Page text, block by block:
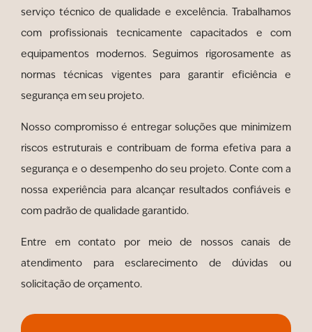
serviço técnico de qualidade e excelência. Trabalhamos
com profissionais tecnicamente capacitados e com
equipamentos modernos. Seguimos rigorosamente as
normas técnicas vigentes para garantir eficiência e
segurança em seu projeto.
Nosso compromisso é entregar soluções que minimizem
riscos estruturais e contribuam de forma efetiva para a
segurança e o desempenho do seu projeto. Conte com a
nossa experiência para alcançar resultados confiáveis e
com padrão de qualidade garantido.
Entre em contato por meio de nossos canais de
atendimento para esclarecimento de dúvidas ou
solicitação de orçamento.